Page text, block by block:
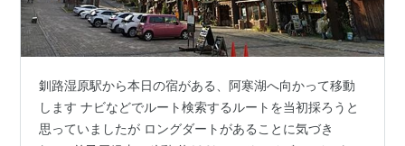
釧路湿原駅から本日の宿がある、阿寒湖へ向かって移動
します ナビなどでルート検索するルートを当初採ろうと
思っていましたが ロングダートがあることに気づき